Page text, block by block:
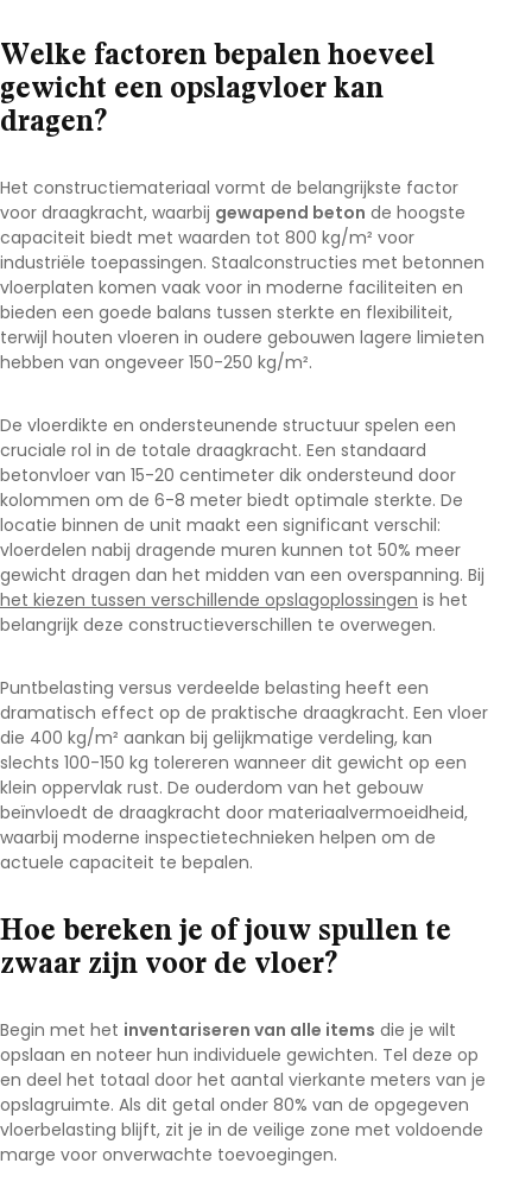
Welke factoren bepalen hoeveel
gewicht een opslagvloer kan
dragen?
Het constructiemateriaal vormt de belangrijkste factor
voor draagkracht, waarbij gewapend beton de hoogste
capaciteit biedt met waarden tot 800 kg/m² voor
industriële toepassingen. Staalconstructies met betonnen
vloerplaten komen vaak voor in moderne faciliteiten en
bieden een goede balans tussen sterkte en flexibiliteit,
terwijl houten vloeren in oudere gebouwen lagere limieten
hebben van ongeveer 150-250 kg/m².
De vloerdikte en ondersteunende structuur spelen een
cruciale rol in de totale draagkracht. Een standaard
betonvloer van 15-20 centimeter dik ondersteund door
kolommen om de 6-8 meter biedt optimale sterkte. De
locatie binnen de unit maakt een significant verschil:
vloerdelen nabij dragende muren kunnen tot 50% meer
gewicht dragen dan het midden van een overspanning. Bij
het kiezen tussen verschillende opslagoplossingen is het
belangrijk deze constructieverschillen te overwegen.
Puntbelasting versus verdeelde belasting heeft een
dramatisch effect op de praktische draagkracht. Een vloer
die 400 kg/m² aankan bij gelijkmatige verdeling, kan
slechts 100-150 kg tolereren wanneer dit gewicht op een
klein oppervlak rust. De ouderdom van het gebouw
beïnvloedt de draagkracht door materiaalvermoeidheid,
waarbij moderne inspectietechnieken helpen om de
actuele capaciteit te bepalen.
Hoe bereken je of jouw spullen te
zwaar zijn voor de vloer?
Begin met het inventariseren van alle items die je wilt
opslaan en noteer hun individuele gewichten. Tel deze op
en deel het totaal door het aantal vierkante meters van je
opslagruimte. Als dit getal onder 80% van de opgegeven
vloerbelasting blijft, zit je in de veilige zone met voldoende
marge voor onverwachte toevoegingen.